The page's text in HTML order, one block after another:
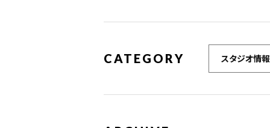
CATEGORY スタジオ情報